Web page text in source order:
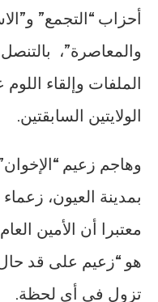
أحزاب “التجمع”
والمعاصرة”،
الملفات وإلقاء
الولايتين السابقتين.
وهاجم زعيم
بمدينة العيون،
معتبرا أن الأمين
هو “زعيم على قد
تزول في أي لحظة.